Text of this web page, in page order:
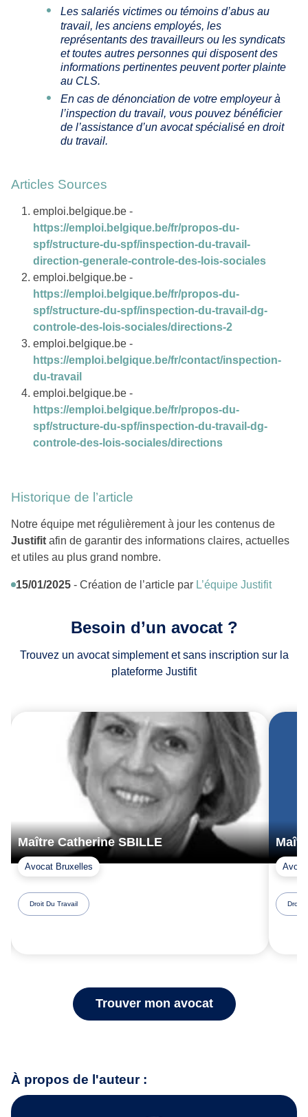
Les salariés victimes ou témoins d’abus au
travail, les anciens employés, les
représentants des travailleurs ou les syndicats
et toutes autres personnes qui disposent des
informations pertinentes peuvent porter plainte
au CLS.
En cas de dénonciation de votre employeur à
l’inspection du travail, vous pouvez bénéficier
de l’assistance d’un avocat spécialisé en droit
du travail.
Articles Sources
emploi.belgique.be -
https://emploi.belgique.be/fr/propos-du-
spf/structure-du-spf/inspection-du-travail-
direction-generale-controle-des-lois-sociales
emploi.belgique.be -
https://emploi.belgique.be/fr/propos-du-
spf/structure-du-spf/inspection-du-travail-dg-
controle-des-lois-sociales/directions-2
emploi.belgique.be -
https://emploi.belgique.be/fr/contact/inspection-
du-travail
emploi.belgique.be -
https://emploi.belgique.be/fr/propos-du-
spf/structure-du-spf/inspection-du-travail-dg-
controle-des-lois-sociales/directions
Historique de l’article
Notre équipe met régulièrement à jour les contenus de
Justifit afin de garantir des informations claires, actuelles
et utiles au plus grand nombre.
15/01/2025 - Création de l’article par L’équipe Justifit
Besoin d’un avocat ?
Trouvez un avocat simplement et sans inscription sur la
plateforme Justifit
Maître Catherine SBILLE
Avocat Bruxelles
Droit Du Travail Droit
Trouver mon avocat
À propos de l'auteur :